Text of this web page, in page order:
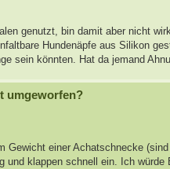
genutzt, bin damit aber nicht
Hundenäpfe aus Silikon
sein könnten. Hat da jemand
umgeworfen?
Gewicht einer Achatschnecke
und klappen schnell ein. Ich